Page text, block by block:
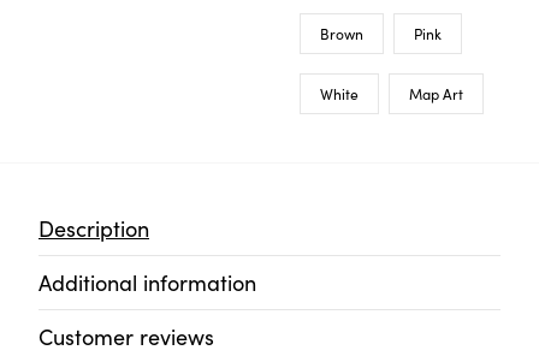
Brown Pink
White Map Art
Description
Additional information
Customer reviews